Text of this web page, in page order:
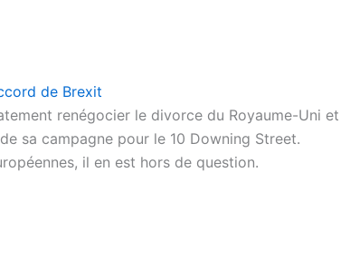
de Brexit
renégocier le divorce du Royaume-Uni et
sa campagne pour le 10 Downing Street.
il en est hors de question.